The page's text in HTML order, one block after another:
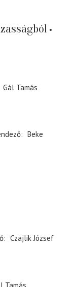
Gál Tamás
Beke
Czajlik József